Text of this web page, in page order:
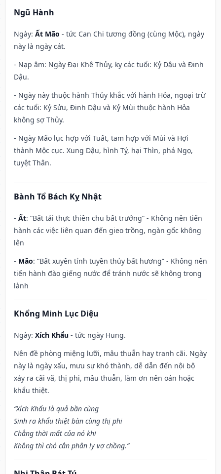
Ngũ Hành
Ngày: Ất Mão - tức Can Chi tương đồng (cùng Mộc), ngày
này là ngày cát.
- Nạp âm: Ngày Đại Khê Thủy, kỵ các tuổi: Kỷ Dậu và Đinh
Dậu.
- Ngày này thuộc hành Thủy khắc với hành Hỏa, ngoại trừ
các tuổi: Kỷ Sửu, Đinh Dậu và Kỷ Mùi thuộc hành Hỏa
không sợ Thủy.
- Ngày Mão lục hợp với Tuất, tam hợp với Mùi và Hợi
thành Mộc cục. Xung Dậu, hình Tý, hại Thìn, phá Ngọ,
tuyệt Thân.
Bành Tổ Bách Kỵ Nhật
- Ất: “Bất tải thực thiên chu bất trưởng” - Không nên tiến
hành các việc liên quan đến gieo trồng, ngàn gốc không
lên
- Mão: “Bất xuyên tỉnh tuyền thủy bất hương” - Không nên
tiến hành đào giếng nước để tránh nước sẽ không trong
lành
Khổng Minh Lục Diệu
Ngày: Xích Khẩu - tức ngày Hung.
Nên đề phòng miệng lưỡi, mâu thuẫn hay tranh cãi. Ngày
này là ngày xấu, mưu sự khó thành, dễ dẫn đến nội bộ
xảy ra cãi vã, thị phi, mâu thuẫn, làm ơn nên oán hoặc
khẩu thiệt.
“Xích Khẩu là quả bần cùng
Sinh ra khẩu thiệt bàn cùng thị phi
Chẳng thời mất của nó khi
Không thì chó cắn phân ly vợ chồng.”